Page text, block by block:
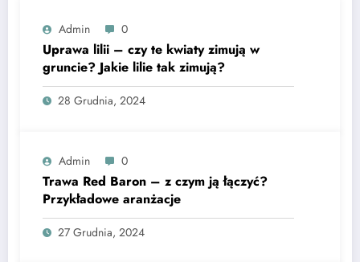
Admin 0
Uprawa lilii – czy te kwiaty zimują w
gruncie? Jakie lilie tak zimują?
28 Grudnia, 2024
Admin 0
Trawa Red Baron – z czym ją łączyć?
Przykładowe aranżacje
27 Grudnia, 2024